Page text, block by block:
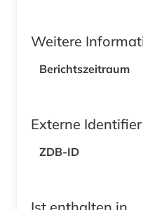
Weitere
Berichtszeitraum
Externe Identifier
ZDB-ID